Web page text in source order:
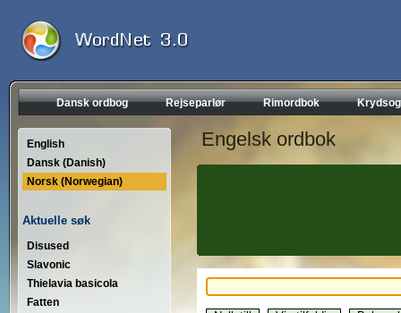
Dansk ordbog Rejseparlør Rimordbok
English
Dansk (Danish)
Norsk (Norwegian)
Aktuelle søk
Disused
Slavonic
Thielavia basicola
Fatten
Engelsk ordbok